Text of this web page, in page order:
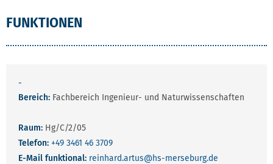
FUNKTIONEN
-
Bereich: Fachbereich Ingenieur- und Naturwissenschaften
Raum: Hg/C/2/05
Telefon: +49 3461 46 3709
E-Mail funktional: reinhard.artus@hs-merseburg.de